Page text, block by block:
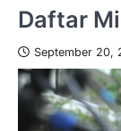
Daftar
September 20,